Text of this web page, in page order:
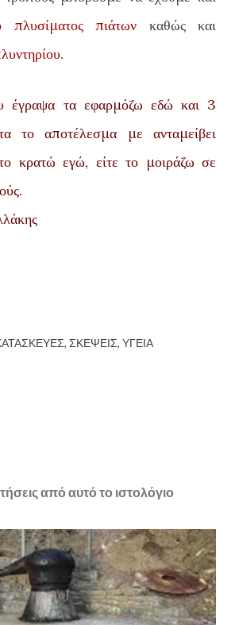
πλυσίματος πιάτων καθώς και
.
έγραψα τα εφαρμόζω εδώ και 3
το αποτέλεσμα με ανταμείβει
κρατώ εγώ, είτε το μοιράζω σε
ΣΚΈΨΕΙΣ ΥΓΕΊΑ
από αυτό το ιστολόγιο